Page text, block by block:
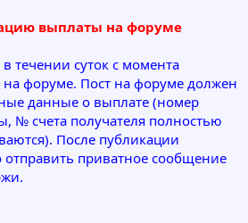
выплаты на форуме
течении суток с момента
форуме. Пост на форуме должен
данные о выплате (номер
№ счета получателя полностью
После публикации
приватное сообщение